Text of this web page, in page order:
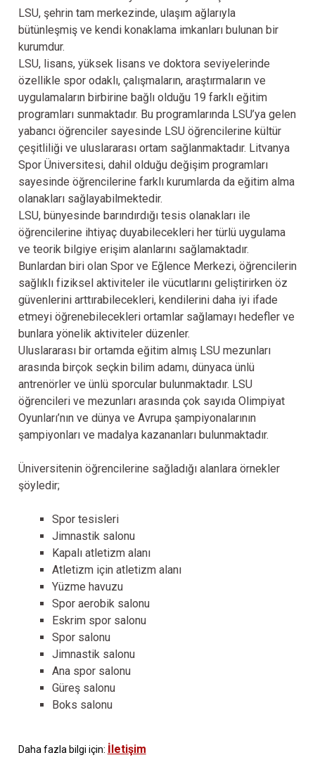
LSU, şehrin tam merkezinde, ulaşım ağlarıyla
bütünleşmiş ve kendi konaklama imkanları bulunan bir
kurumdur.
LSU, lisans, yüksek lisans ve doktora seviyelerinde
özellikle spor odaklı, çalışmaların, araştırmaların ve
uygulamaların birbirine bağlı olduğu 19 farklı eğitim
programları sunmaktadır. Bu programlarında LSU’ya gelen
yabancı öğrenciler sayesinde LSU öğrencilerine kültür
çeşitliliği ve uluslararası ortam sağlanmaktadır. Litvanya
Spor Üniversitesi, dahil olduğu değişim programları
sayesinde öğrencilerine farklı kurumlarda da eğitim alma
olanakları sağlayabilmektedir.
LSU, bünyesinde barındırdığı tesis olanakları ile
öğrencilerine ihtiyaç duyabilecekleri her türlü uygulama
ve teorik bilgiye erişim alanlarını sağlamaktadır.
Bunlardan biri olan Spor ve Eğlence Merkezi, öğrencilerin
sağlıklı fiziksel aktiviteler ile vücutlarını geliştirirken öz
güvenlerini arttırabilecekleri, kendilerini daha iyi ifade
etmeyi öğrenebilecekleri ortamlar sağlamayı hedefler ve
bunlara yönelik aktiviteler düzenler.
Uluslararası bir ortamda eğitim almış LSU mezunları
arasında birçok seçkin bilim adamı, dünyaca ünlü
antrenörler ve ünlü sporcular bulunmaktadır. LSU
öğrencileri ve mezunları arasında çok sayıda Olimpiyat
Oyunları’nın ve dünya ve Avrupa şampiyonalarının
şampiyonları ve madalya kazananları bulunmaktadır.
Üniversitenin öğrencilerine sağladığı alanlara örnekler
şöyledir;
Spor tesisleri
Jimnastik salonu
Kapalı atletizm alanı
Atletizm için atletizm alanı
Yüzme havuzu
Spor aerobik salonu
Eskrim spor salonu
Spor salonu
Jimnastik salonu
Ana spor salonu
Güreş salonu
Boks salonu
Daha fazla bilgi için: İletişim